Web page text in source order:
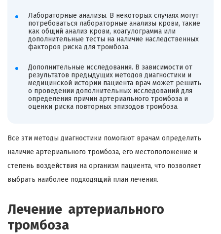
Лабораторные анализы. В некоторых случаях могут
потребоваться лабораторные анализы крови, такие
как общий анализ крови, коагулограмма или
дополнительные тесты на наличие наследственных
факторов риска для тромбоза.
Дополнительные исследования. В зависимости от
результатов предыдущих методов диагностики и
медицинской истории пациента врач может решить
о проведении дополнительных исследований для
определения причин артериального тромбоза и
оценки риска повторных эпизодов тромбоза.
Все эти методы диагностики помогают врачам определить
наличие артериального тромбоза, его местоположение и
степень воздействия на организм пациента, что позволяет
выбрать наиболее подходящий план лечения.
Лечение артериального
тромбоза